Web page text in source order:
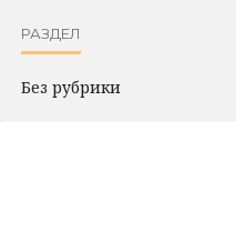
РАЗДЕЛ
Без рубрики